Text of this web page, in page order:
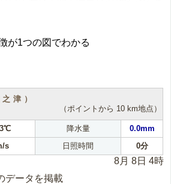
が1つの図でわかる
津）
（ポイントから 10 km地点）
降水量
0.0mm
s 日照時間 0分
8月 8日 4時
データを掲載